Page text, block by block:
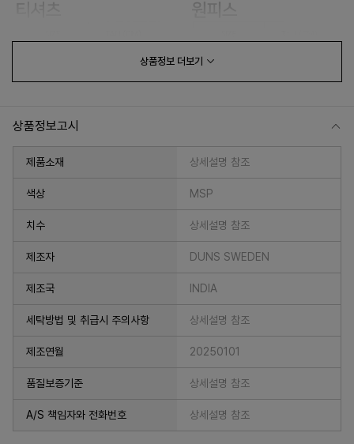
상품정보 더보기
상품정보고시
제품소재 상세설명 참조
색상 MSP
치수 상세설명 참조
제조자 DUNS SWEDEN
제조국 INDIA
세탁방법 및 취급시 주의사항 상세설명 참조
제조연월 20250101
품질보증기준 상세설명 참조
A/S 책임자와 전화번호 상세설명 참조